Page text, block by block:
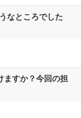
なところでした
ますか？今回の担